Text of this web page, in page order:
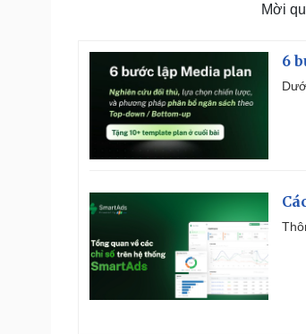
Mời
6